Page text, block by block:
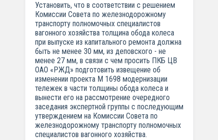
Установить, что в соответствии с решением
Комиссии Совета по железнодорожному
транспорту полномочных специалистов
вагонного хозяйства толщина обода колеса
при выпуске из капитального ремонта должна
быть не менее 30 мм, из деповского - не
менее 27 мм, в связи с чем просить ПКБ ЦВ
ОАО «РЖД» подготовить извещение об
изменении проекта М 1698 модернизации
тележек в части толщины обода колеса и
вынести его на рассмотрение очередного
заседания экспертной группы с последующим
утверждением на Комиссии Совета по
железнодорожному транспорту полномочных
специалистов вагонного хозяйства.